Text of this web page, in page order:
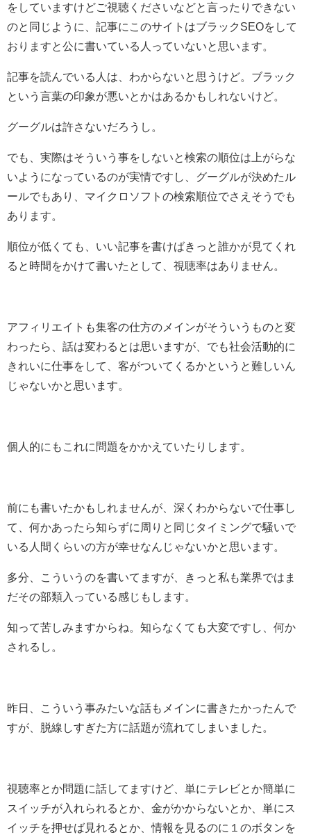
をしていますけどご視聴くださいなどと言ったりできない
のと同じように、記事にこのサイトはブラックSEOをして
おりますと公に書いている人っていないと思います。
記事を読んでいる人は、わからないと思うけど。ブラック
という言葉の印象が悪いとかはあるかもしれないけど。
グーグルは許さないだろうし。
でも、実際はそういう事をしないと検索の順位は上がらな
いようになっているのが実情ですし、グーグルが決めたル
ールでもあり、マイクロソフトの検索順位でさえそうでも
あります。
順位が低くても、いい記事を書けばきっと誰かが見てくれ
ると時間をかけて書いたとして、視聴率はありません。
アフィリエイトも集客の仕方のメインがそういうものと変
わったら、話は変わるとは思いますが、でも社会活動的に
きれいに仕事をして、客がついてくるかというと難しいん
じゃないかと思います。
個人的にもこれに問題をかかえていたりします。
前にも書いたかもしれませんが、深くわからないで仕事し
て、何かあったら知らずに周りと同じタイミングで騒いで
いる人間くらいの方が幸せなんじゃないかと思います。
多分、こういうのを書いてますが、きっと私も業界ではま
だその部類入っている感じもします。
知って苦しみますからね。知らなくても大変ですし、何か
されるし。
昨日、こういう事みたいな話もメインに書きたかったんで
すが、脱線しすぎた方に話題が流れてしまいました。
視聴率とか問題に話してますけど、単にテレビとか簡単に
スイッチが入れられるとか、金がかからないとか、単にス
イッチを押せば見れるとか、情報を見るのに１のボタンを